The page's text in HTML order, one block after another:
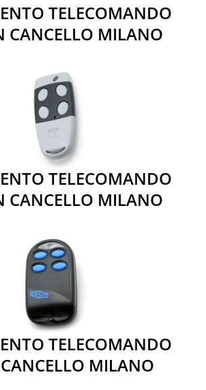
TELECOMANDO
CANCELLO MILANO
TELECOMANDO
CANCELLO MILANO
TELECOMANDO
MILANO